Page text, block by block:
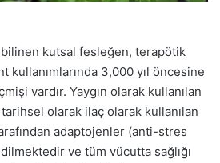
bilinen kutsal fesleğen, terapötik
kullanımlarında 3,000 yıl öncesine
vardır. Yaygın olarak kullanılan
olarak ilaç olarak kullanılan
adaptojenler (anti-stres
ve tüm vücutta sağlığı